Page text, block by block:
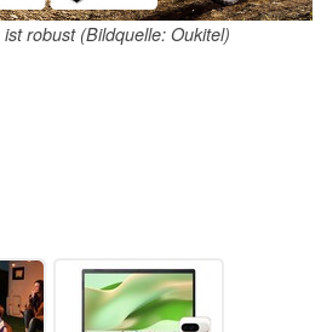
robust (Bildquelle: Oukitel)